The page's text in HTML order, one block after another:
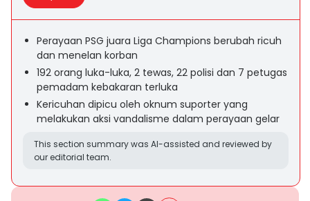
Perayaan PSG juara Liga Champions berubah ricuh
dan menelan korban
192 orang luka-luka, 2 tewas, 22 polisi dan 7 petugas
pemadam kebakaran terluka
Kericuhan dipicu oleh oknum suporter yang
melakukan aksi vandalisme dalam perayaan gelar
This section summary was AI-assisted and reviewed by
our editorial team.